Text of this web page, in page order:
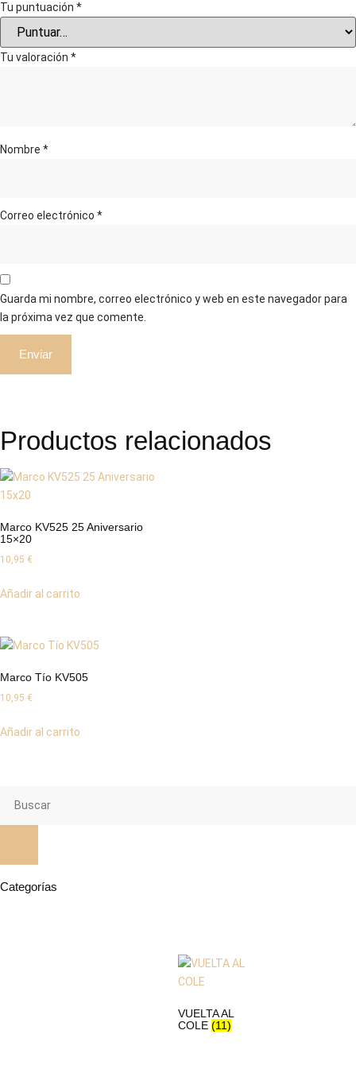
Tu puntuación *
Tu valoración *
Nombre *
Correo electrónico *
Guarda mi nombre, correo electrónico y web en este navegador para
la próxima vez que comente.
Productos relacionados
Marco KV525 25 Aniversario
15×20
10,95 €
Añadir al carrito
Marco Tío KV505
10,95 €
Añadir al carrito
Categorías
VUELTA AL
COLE (11)